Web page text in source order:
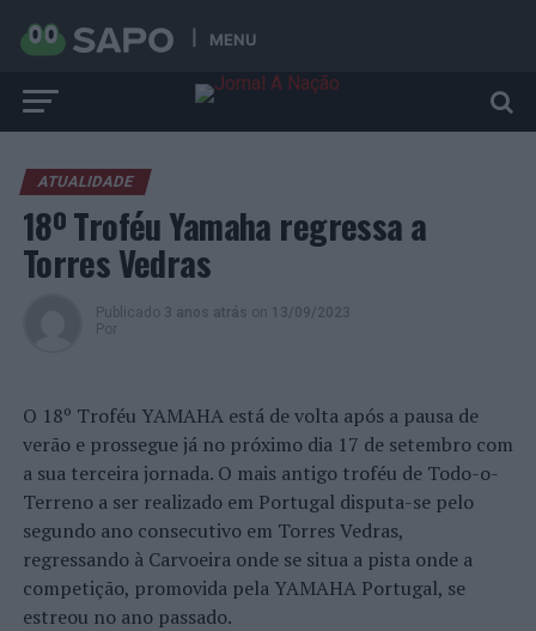
MENU
ATUALIDADE
18º Troféu Yamaha regressa a
Torres Vedras
Publicado 3 anos atrás on 13/09/2023
Por
O 18º Troféu YAMAHA está de volta após a pausa de
verão e prossegue já no próximo dia 17 de setembro com
a sua terceira jornada. O mais antigo troféu de Todo-o-
Terreno a ser realizado em Portugal disputa-se pelo
segundo ano consecutivo em Torres Vedras,
regressando à Carvoeira onde se situa a pista onde a
competição, promovida pela YAMAHA Portugal, se
estreou no ano passado.